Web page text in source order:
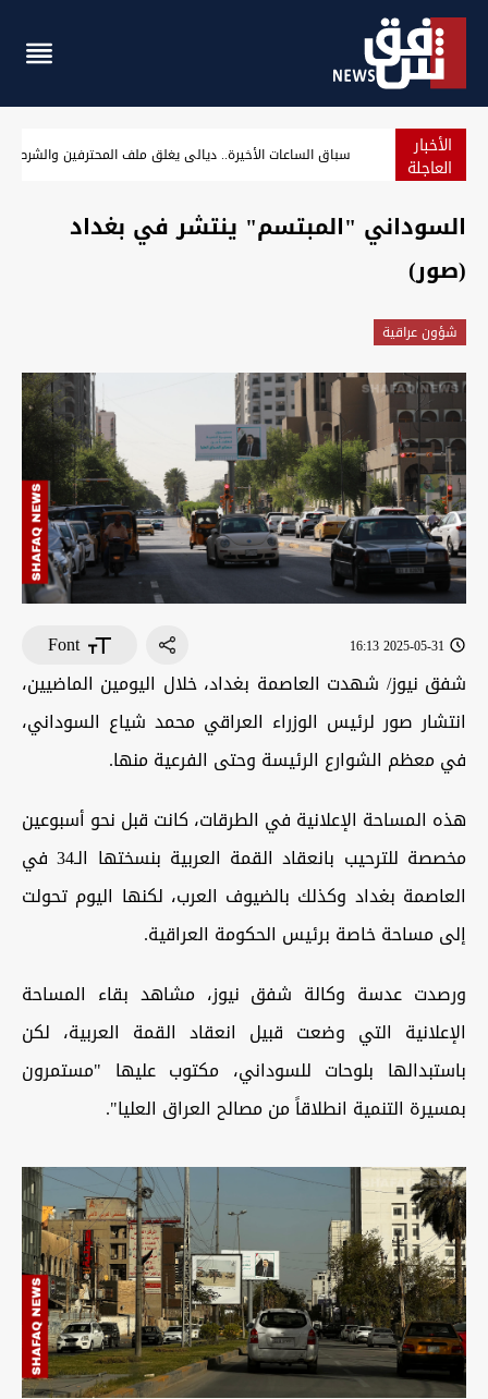
الأخبار
العاجلة سباق الساعات الأخيرة.. ديالى يغلق ملف المحترفين
السوداني "المبتسم" ينتشر في بغداد
(صور)
شؤون عراقية
2025-05-31 16:13
Font
شفق نيوز/ شهدت العاصمة بغداد، خلال اليومين الماضيين،
انتشار صور لرئيس الوزراء العراقي محمد شياع السوداني،
في معظم الشوارع الرئيسة وحتى الفرعية منها.
هذه المساحة الإعلانية في الطرقات، كانت قبل نحو أسبوعين
مخصصة للترحيب بانعقاد القمة العربية بنسختها الـ34 في
العاصمة بغداد وكذلك بالضيوف العرب، لكنها اليوم تحولت
إلى مساحة خاصة برئيس الحكومة العراقية.
ورصدت عدسة وكالة شفق نيوز، مشاهد بقاء المساحة
الإعلانية التي وضعت قبيل انعقاد القمة العربية، لكن
باستبدالها بلوحات للسوداني، مكتوب عليها "مستمرون
بمسيرة التنمية انطلاقاً من مصالح العراق العليا".